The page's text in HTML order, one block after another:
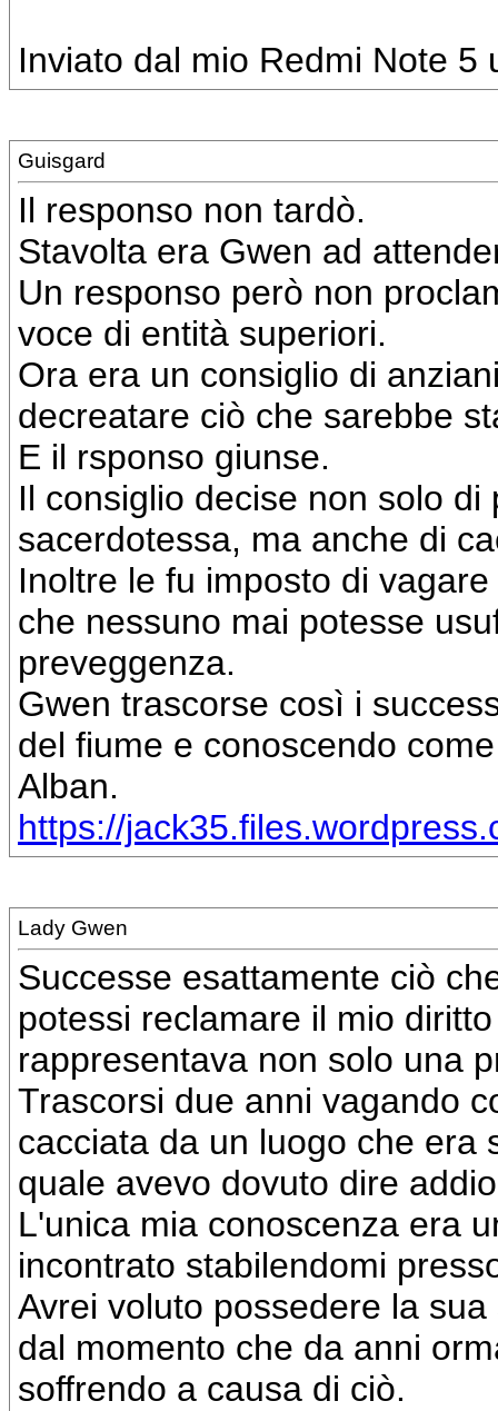
Inviato dal mio Redmi Note 5
Guisgard
Il responso non tardò.
Stavolta era Gwen ad
Un responso però non
voce di entità superiori.
Ora era un consiglio di
decreatare ciò che sarebbe
E il rsponso giunse.
Il consiglio decise non solo
sacerdotessa, ma anche di
Inoltre le fu imposto di
che nessuno mai potesse
preveggenza.
Gwen trascorse così i
del fiume e conoscendo
Alban.
https://
Lady Gwen
Successe esattamente ciò
potessi reclamare il mio
rappresentava non solo una
Trascorsi due anni vagando
cacciata da un luogo che era
quale avevo dovuto dire
L'unica mia conoscenza era
incontrato stabilendomi
Avrei voluto possedere la
dal momento che da anni
soffrendo a causa di ciò.